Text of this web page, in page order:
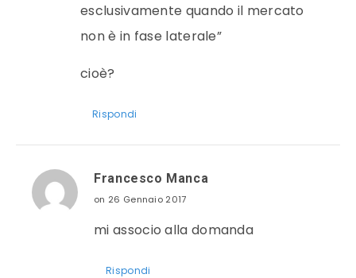
esclusivamente quando il mercato
non è in fase laterale”
cioè?
Rispondi
Francesco Manca
on 26 Gennaio 2017
mi associo alla domanda
Rispondi